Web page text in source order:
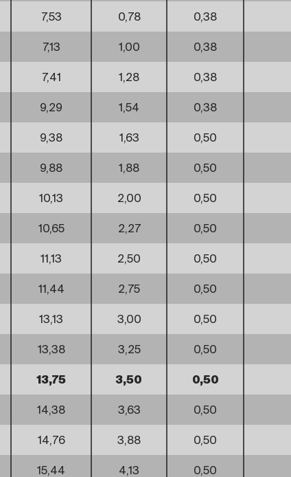
7,53 0,78 0,38
7,13 1,00 0,38
7,41 1,28 0,38
9,29 1,54 0,38
9,38 1,63 0,50
9,88 1,88 0,50
10,13 2,00 0,50
10,65 2,27 0,50
11,13 2,50 0,50
11,44 2,75 0,50
13,13 3,00 0,50
13,38 3,25 0,50
13,75 3,50 0,50
14,38 3,63 0,50
14,76 3,88 0,50
15,44 4,13 0,50